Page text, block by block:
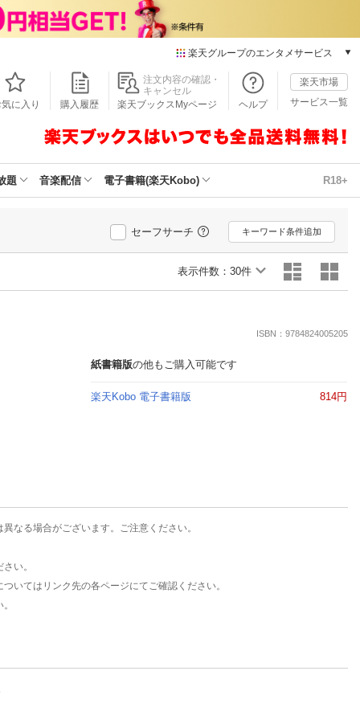
楽天グループのエンタメサービス
本/ゲーム/CD/DVD
楽天ブックス
楽天Kobo
動画配信
楽天TV
動画配信ガイド
楽天チケット
気に入り 購入履歴
注文内容の確認・
キャンセル
楽天ブックスMyページ
ヘルプ
楽天市場
サービス一覧
題 音楽配信 電子書籍(楽天Kobo) R18+
セーフサーチ キーワード条件追加
表示件数： 30件
ISBN：9784824005205
紙書籍版の他もご購入可能です
楽天Kobo 電子書籍版 814円
なる場合がございます。ご注意ください。
い。
いてはリンク先の各ページにてご確認ください。